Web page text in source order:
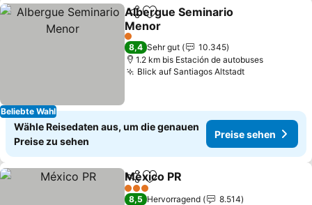
Beliebte Wahl
TeilenZu Favoriten hinzufügen
Albergue Seminario
Menor
1 Sterne
8,4 Sehr gut
10.345
1.2 km bis Estación de autobuses
Blick auf Santiagos Altstadt
Wähle Reisedaten aus, um die genauen
Preise zu sehen
Preise sehen
TeilenZu Favoriten hinzufügen
México PR
3 Sterne
8,5 Hervorragend
8.514